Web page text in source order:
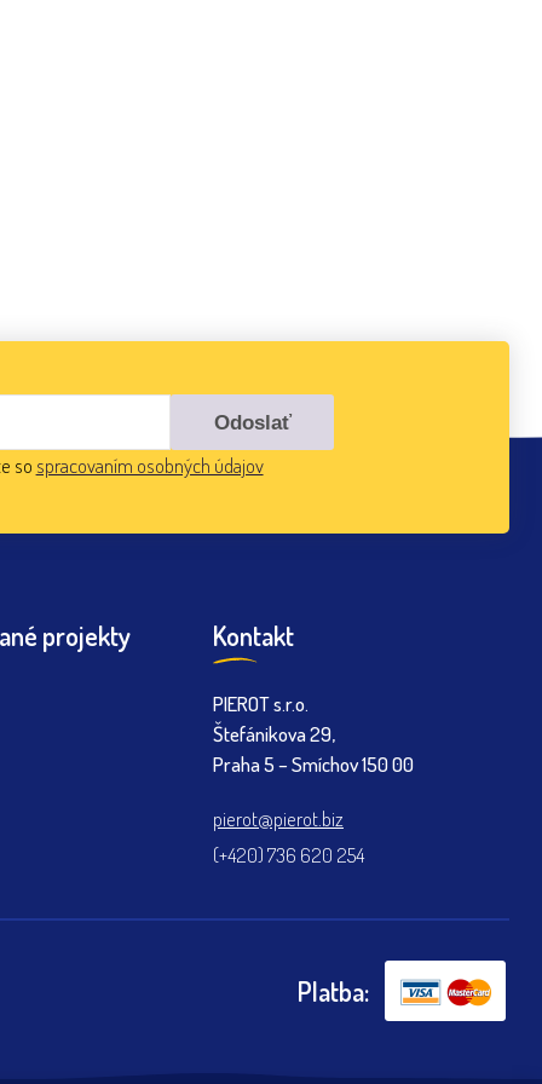
so spracovaním osobných údajov
projekty Kontakt
PIEROT s.r.o.
Štefánikova 29,
Praha 5 – Smíchov 150 00
pierot@pierot.biz
(+420) 736 620 254
Platba: